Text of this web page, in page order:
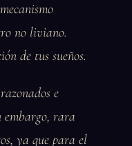
no liviano.
de tus sueños.
e
embargo, rara
ya que para el